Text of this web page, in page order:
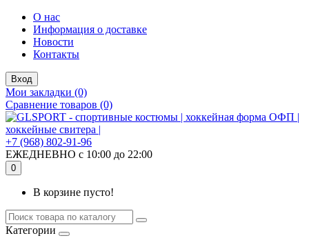
О нас
Информация о доставке
Новости
Контакты
Вход
Мои закладки (0)
Сравнение товаров (0)
+7 (968) 802-91-96
ЕЖЕДНЕВНО с 10:00 до 22:00
0
В корзине пусто!
Категории